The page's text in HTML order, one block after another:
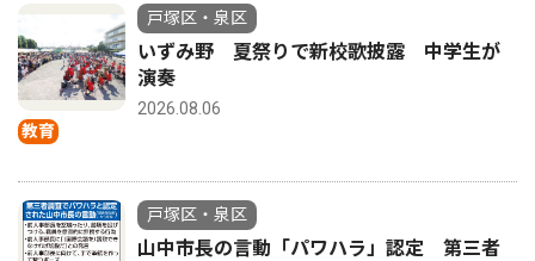
教育
戸塚区・泉区
いずみ野 夏祭りで新校歌披露 中学生が
演奏
2026.08.06
戸塚区・泉区
山中市長の言動「パワハラ」認定 第三者